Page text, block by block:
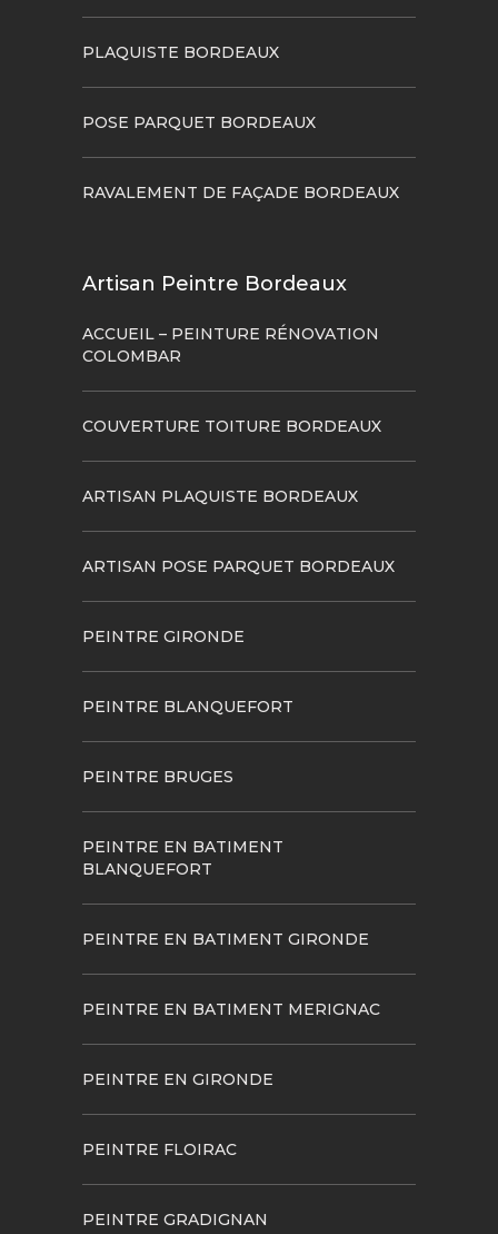
PLAQUISTE BORDEAUX
POSE PARQUET BORDEAUX
RAVALEMENT DE FAÇADE BORDEAUX
Artisan Peintre Bordeaux
ACCUEIL – PEINTURE RÉNOVATION
COLOMBAR
COUVERTURE TOITURE BORDEAUX
ARTISAN PLAQUISTE BORDEAUX
ARTISAN POSE PARQUET BORDEAUX
PEINTRE GIRONDE
PEINTRE BLANQUEFORT
PEINTRE BRUGES
PEINTRE EN BATIMENT
BLANQUEFORT
PEINTRE EN BATIMENT GIRONDE
PEINTRE EN BATIMENT MERIGNAC
PEINTRE EN GIRONDE
PEINTRE FLOIRAC
PEINTRE GRADIGNAN